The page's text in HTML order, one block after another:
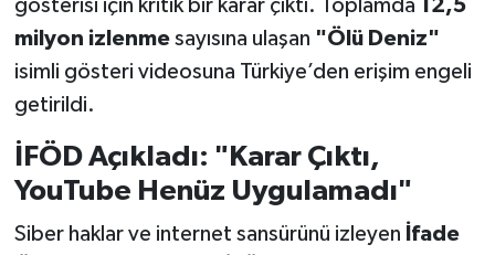
gösterisi için kritik bir karar çıktı. Toplamda 12,5
milyon izlenmesayısına ulaşan "Ölü Deniz"
isimli gösteri videosuna Türkiye’den erişim engeli
getirildi.
İFÖD Açıkladı: "Karar Çıktı,
YouTube Henüz Uygulamadı"
Siber haklar ve internet sansürünü izleyen İfade